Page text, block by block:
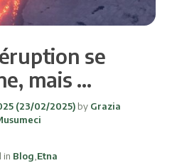
se
mais …
(23/02/2025) by Grazia
in Blog Etna